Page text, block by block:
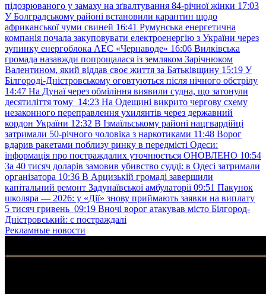
підозрюваного у замаху на зґвалтування 84-річної жінки 17:03
У Болградському районі встановили карантин щодо
африканської чуми свиней 16:41 Румунська енергетична
компанія почала закуповувати електроенергію з України через
зупинку енергоблока АЕС «Чернаводе» 16:06 Вилківська
громада назавжди попрощалася із земляком Зарічнюком
Валентином, який віддав своє життя за Батьківщину 15:19 У
Білгороді-Дністровському оговтуються після нічного обстрілу
14:47 На Дунаї через обміління виявили судна, що затонули
десятиліття тому 14:23 На Одещині викрито чергову схему
незаконного переправлення ухилянтів через державний
кордон України 12:32 В Ізмаїльському районі нацгвардійці
затримали 50-річного чоловіка з наркотиками 11:48 Ворог
вдарив ракетами поблизу ринку в передмісті Одеси:
інформація про постраждалих уточнюється ОНОВЛЕНО 10:54
За 40 тисяч доларів замовив убивство судді: в Одесі затримали
організатора 10:36 В Арцизькій громаді завершили
капітальний ремонт Задунаївської амбулаторії 09:51 Пакунок
школяра — 2026: у «Дії» знову приймають заявки на виплату
5 тисяч гривень 09:19 Вночі ворог атакував місто Білгород-
Дністровський: є постраждалі
Рекламные новости